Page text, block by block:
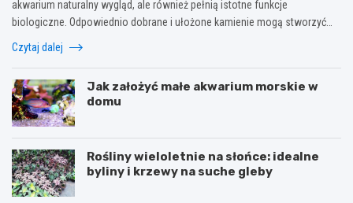
akwarium naturalny wygląd, ale również pełnią istotne funkcje
biologiczne. Odpowiednio dobrane i ułożone kamienie mogą stworzyć…
Czytaj dalej
Jak założyć małe akwarium morskie w
domu
Rośliny wieloletnie na słońce: idealne
byliny i krzewy na suche gleby